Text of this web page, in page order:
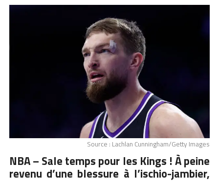
Source : Lachlan Cunningham/Getty Images
NBA – Sale temps pour les Kings ! À peine
revenu d’une blessure à l’ischio-jambier,